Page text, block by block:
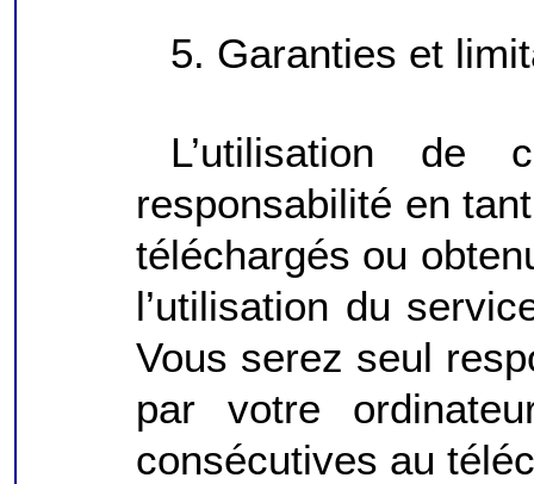
5. Garanties et
L’utilisation
responsabilité en
téléchargés ou
l’utilisation du
Vous serez seul
par votre
consécutives au